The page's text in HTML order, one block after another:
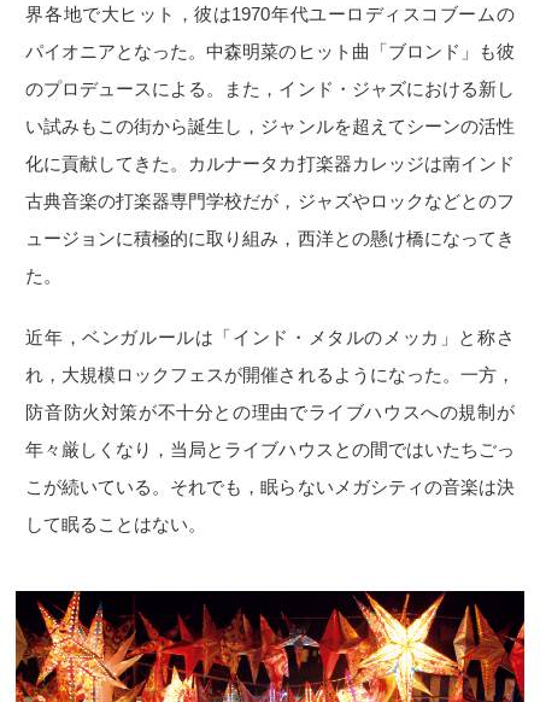
界各地で大ヒット，彼は1970年代ユーロディスコブームの
パイオニアとなった。中森明菜のヒット曲「ブロンド」も彼
のプロデュースによる。また，インド・ジャズにおける新し
い試みもこの街から誕生し，ジャンルを超えてシーンの活性
化に貢献してきた。カルナータカ打楽器カレッジは南インド
古典音楽の打楽器専門学校だが，ジャズやロックなどとのフ
ュージョンに積極的に取り組み，西洋との懸け橋になってき
た。
近年，ベンガルールは「インド・メタルのメッカ」と称さ
れ，大規模ロックフェスが開催されるようになった。一方，
防音防火対策が不十分との理由でライブハウスへの規制が
年々厳しくなり，当局とライブハウスとの間ではいたちごっ
こが続いている。それでも，眠らないメガシティの音楽は決
して眠ることはない。